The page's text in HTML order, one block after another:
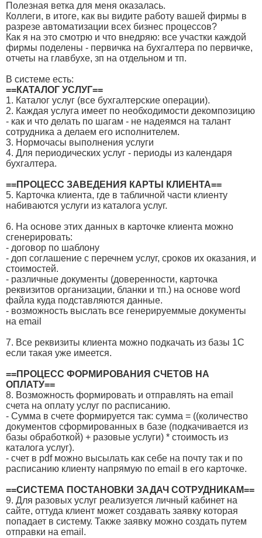
Полезная ветка для меня оказалась.
Коллеги, в итоге, как вы видите работу вашей фирмы в
разрезе автоматизации всех бизнес процессов?
Как я на это смотрю и что внедряю: все участки каждой
фирмы поделены - первичка на бухгалтера по первичке,
отчеты на главбухе, зп на отдельном и тп.
В системе есть:
==КАТАЛОГ УСЛУГ==
1. Каталог услуг (все бухгалтерские операции).
2. Каждая услуга имеет по необходимости декомпозицию
- как и что делать по шагам - не надеямся на талант
сотрудника а делаем его исполнителем.
3. Нормочасы выполнения услуги
4. Для периодических услуг - периоды из календаря
бухгалтера.
==ПРОЦЕСС ЗАВЕДЕНИЯ КАРТЫ КЛИЕНТА==
5. Карточка клиента, где в табличной части клиенту
набиваются услуги из каталога услуг.
6. На основе этих данных в карточке клиента можно
сгенерировать:
- договор по шаблону
- доп соглашение с перечнем услуг, сроков их оказания, и
стоимостей.
- различные документы (доверенности, карточка
реквизитов организации, бланки и тп.) на основе word
файла куда подставляются данные.
- возможность выслать все генерируеммые документы
на email
7. Все реквизиты клиента можно подкачать из базы 1С
если такая уже имеется.
==ПРОЦЕСС ФОРМИРОВАНИЯ СЧЕТОВ НА
ОПЛАТУ==
8. Возможность формировать и отправлять на email
счета на оплату услуг по расписанию.
- Сумма в счете формируется так: сумма = ((количество
документов сформированных в базе (подкачивается из
базы обработкой) + разовые услуги) * стоимость из
каталога услуг).
- счет в pdf можно высылать как себе на почту так и по
расписанию клиенту напрямую по email в его карточке.
==СИСТЕМА ПОСТАНОВКИ ЗАДАЧ СОТРУДНИКАМ==
9. Для разовых услуг реализуется личный кабинет на
сайте, оттуда клиент может создавать заявку которая
попадает в систему. Также заявку можно создать путем
отправки на email.